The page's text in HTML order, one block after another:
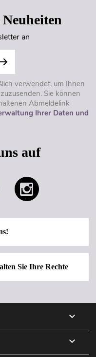
Neuheiten
an
verwendet, um Ihnen
Sie können
Abmeldelink
Ihrer Daten und
auf
Sie Ihre Rechte

